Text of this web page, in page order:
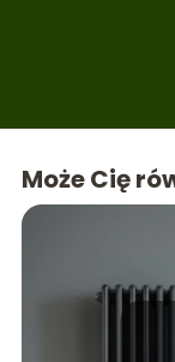
Może Cię